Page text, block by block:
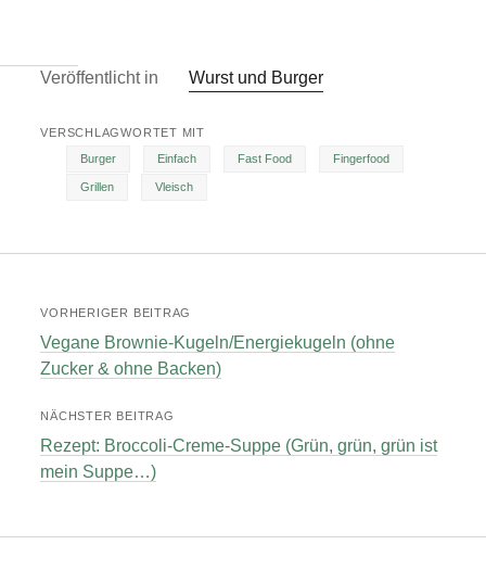
Veröffentlicht in Wurst und Burger
VERSCHLAGWORTET MIT
Burger
Einfach Fast Food Fingerfood
Grillen Vleisch
VORHERIGER BEITRAG
Vegane Brownie-Kugeln/Energiekugeln (ohne
Zucker & ohne Backen)
NÄCHSTER BEITRAG
Rezept: Broccoli-Creme-Suppe (Grün, grün, grün ist
mein Suppe…)